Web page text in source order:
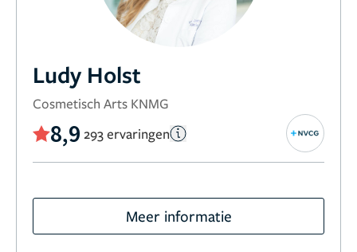
Ludy Holst
Cosmetisch Arts KNMG
8,9 293 ervaringen
Meer informatie